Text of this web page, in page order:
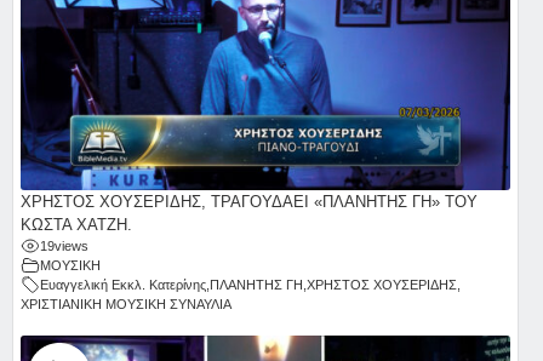
ΧΡΗΣΤΟΣ ΧΟΥΣΕΡΙΔΗΣ, ΤΡΑΓΟΥΔΑΕΙ «ΠΛΑΝΗΤΗΣ ΓΗ» ΤΟΥ
ΚΩΣΤΑ ΧΑΤΖΗ.
19views
ΜΟΥΣΙΚΗ
Ευαγγελική Εκκλ. Κατερίνης, ΠΛΑΝΗΤΗΣ ΓΗ ,ΧΡΗΣΤΟΣ ΧΟΥΣΕΡΙΔΗΣ,
ΧΡΙΣΤΙΑΝΙΚΗ ΜΟΥΣΙΚΗ ΣΥΝΑΥΛΙΑ